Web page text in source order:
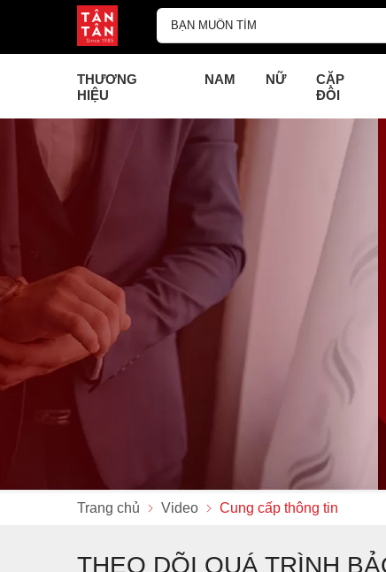
THƯƠNG
HIỆU
NAM NỮ
CẶP
ĐÔI
Trang chủ Video Cung cấp thông tin
THEO DÕI QUÁ TRÌNH